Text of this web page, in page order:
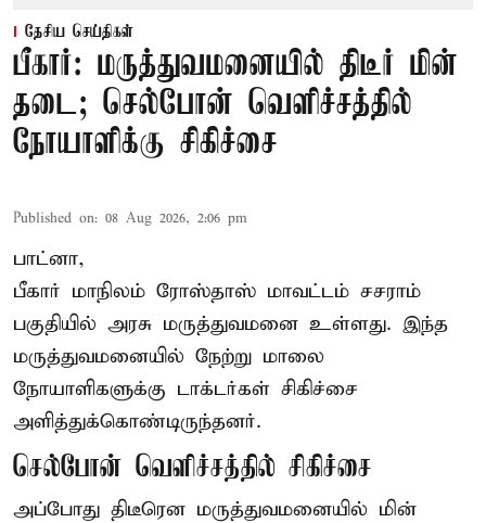
தேசிய செய்திகள்
பீகார்: மருத்துவமனையில் திடீர் மின்
தடை; செல்போன் வெளிச்சத்தில்
நோயாளிக்கு சிகிச்சை
Published on: 08 Aug 2026, 2:06 pm
பாட்னா,
பீகார் மாநிலம் ரோஸ்தாஸ் மாவட்டம் சசராம்
பகுதியில் அரசு மருத்துவமனை உள்ளது. இந்த
மருத்துவமனையில் நேற்று மாலை
நோயாளிகளுக்கு டாக்டர்கள் சிகிச்சை
அளித்துக்கொண்டிருந்தனர்.
செல்போன் வெளிச்சத்தில் சிகிச்சை
அப்போது திடீரென மருத்துவமனையில் மின்